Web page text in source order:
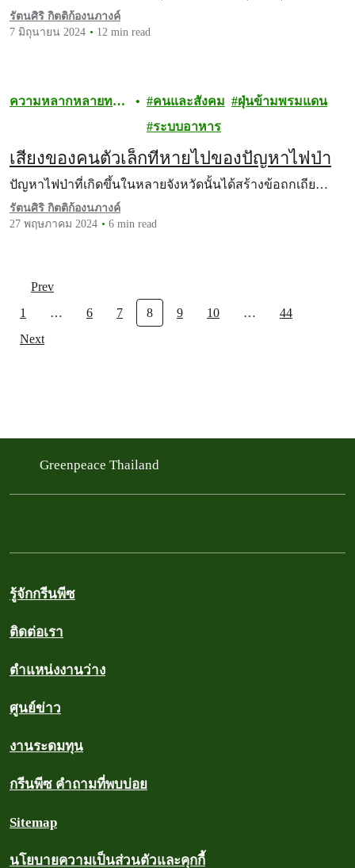
รัตนศิริ กิตติก้องนภางค์
7 มิถุนายน 2024
12 min read
ความหลากหลายทาง
คนและสังคม
ฝุ่นข้ามพรมแดน
ระบบอาหาร
เสียงของคนตัวเล็กที่หายไปของปัญหาไฟป่า
ปัญหาไฟป่าที่เกิดขึ้นในหลายจังหวัดนั้นได้สร้างข้อถกเถีย…
รัตนศิริ กิตติก้องนภางค์
27 พฤษภาคม 2024
6 min read
Prev
1
… 6 7 8 9 10 …
44
Next
Greenpeace Thailand
รู้จักกรีนพีซ
ติดต่อเรา
ตำแหน่งงานว่าง
ศูนย์ข่าว
งานระดมทุน
กรีนพีซ คำถามที่พบบ่อย
Sitemap
นโยบายความเป็นส่วนตัวและคุกกี้